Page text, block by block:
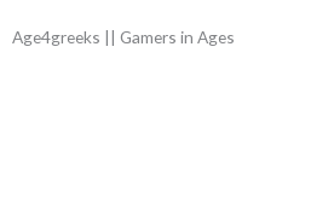
Age4greeks || Gamers in Ages